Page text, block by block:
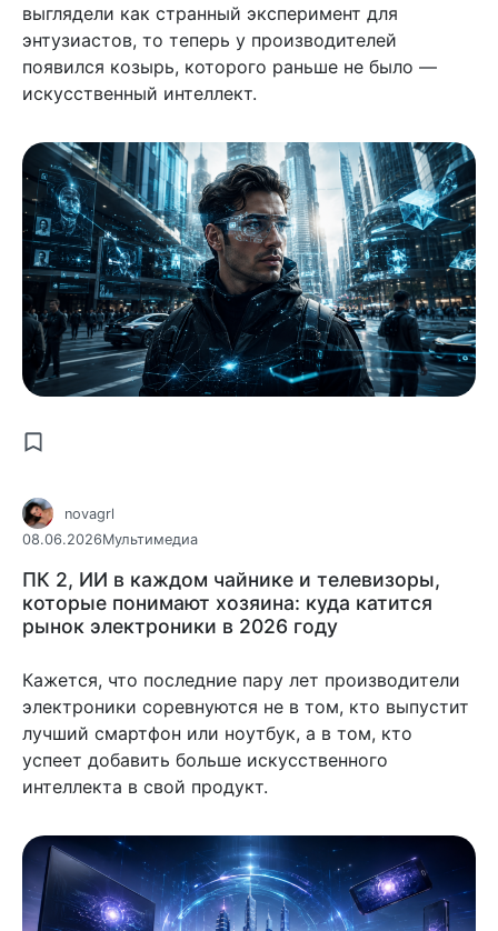
выглядели как странный эксперимент для
энтузиастов, то теперь у производителей
появился козырь, которого раньше не было —
искусственный интеллект.
novagrl
08.06.2026Мультимедиа
ПК 2, ИИ в каждом чайнике и телевизоры,
которые понимают хозяина: куда катится
рынок электроники в 2026 году
Кажется, что последние пару лет производители
электроники соревнуются не в том, кто выпустит
лучший смартфон или ноутбук, а в том, кто
успеет добавить больше искусственного
интеллекта в свой продукт.